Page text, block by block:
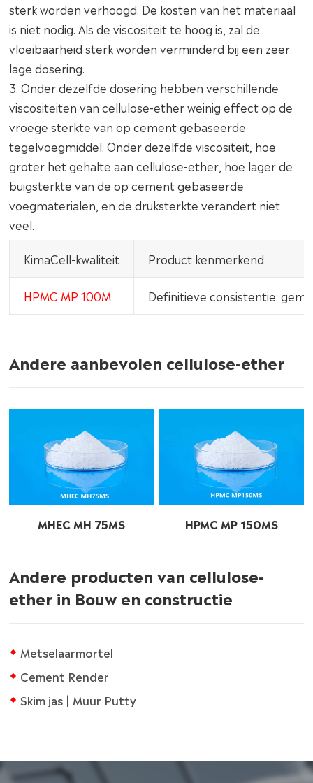
sterk worden verhoogd. De kosten van het materiaal
is niet nodig. Als de viscositeit te hoog is, zal de
vloeibaarheid sterk worden verminderd bij een zeer
lage dosering.
3. Onder dezelfde dosering hebben verschillende
viscositeiten van cellulose-ether weinig effect op de
vroege sterkte van op cement gebaseerde
tegelvoegmiddel. Onder dezelfde viscositeit, hoe
groter het gehalte aan cellulose-ether, hoe lager de
buigsterkte van de op cement gebaseerde
voegmaterialen, en de druksterkte verandert niet
veel.
KimaCell-kwaliteit Product kenmerkend
HPMC MP 100M Definitieve consistentie:
Andere aanbevolen cellulose-ether
MHEC MH 75MS HPMC MP 150MS
Andere producten van cellulose-
ether in Bouw en constructie
Metselaarmortel
Cement Render
Skim jas | Muur Putty